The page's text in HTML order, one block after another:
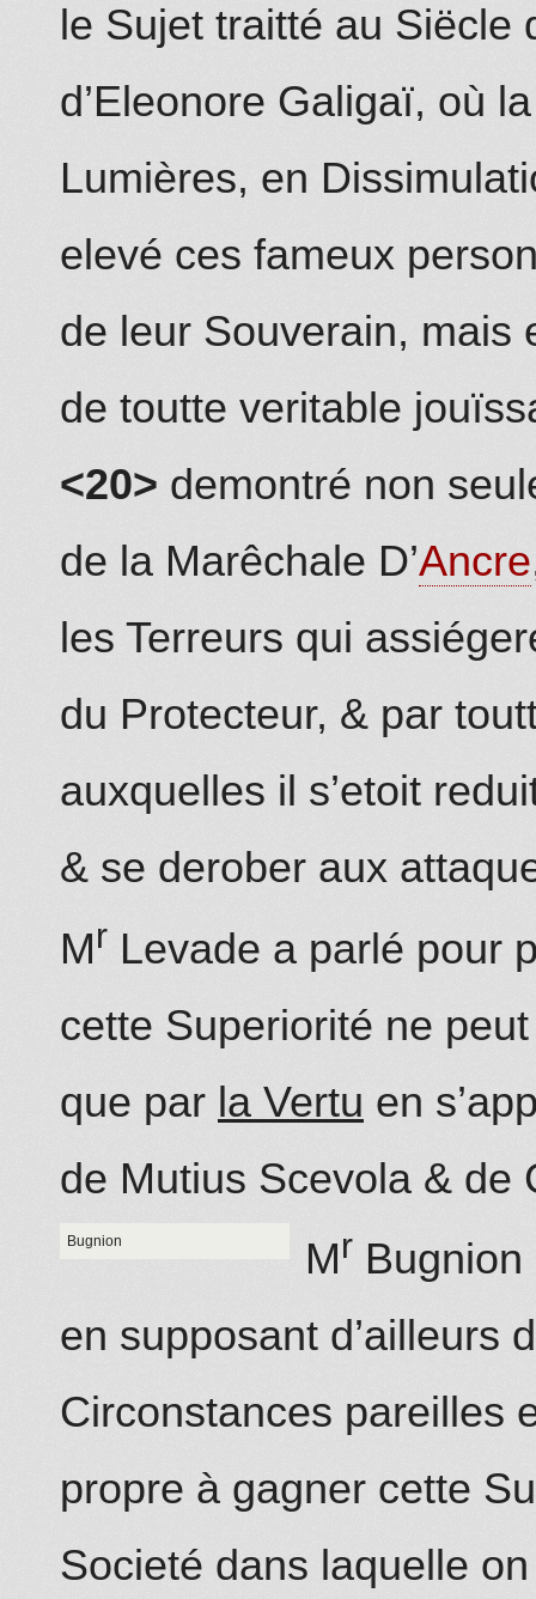
le Sujet traitté au Siëcle
d’Eleonore Galigaï, où
Lumières, en
elevé ces fameux
de leur Souverain, mais
de toutte veritable
<20> demontré non
de la Marêchale D’Ancre
les Terreurs qui
du Protecteur, & par
auxquelles il s’etoit
& se derober aux
Mr Levade a parlé pour
cette Superiorité ne
que par la Vertu en
de Mutius Scevola & de
Bugnion MrBugnion
en supposant d’ailleurs
Circonstances pareilles
propre à gagner cette
Societé dans laquelle